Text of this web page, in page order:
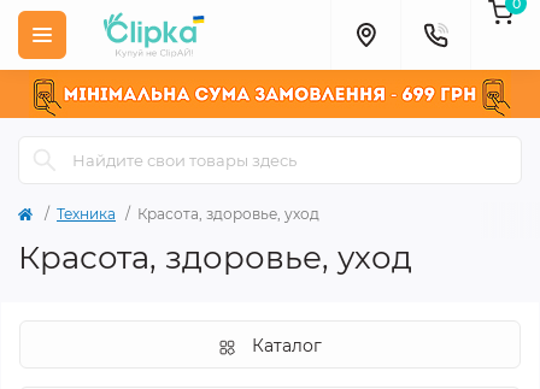
Техника Красота, здоровье, уход
Красота, здоровье, уход
Каталог